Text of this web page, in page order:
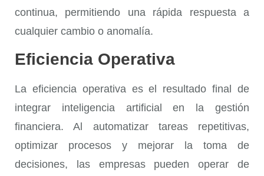
continua, permitiendo una rápida respuesta a
cualquier cambio o anomalía.
Eficiencia Operativa
La eficiencia operativa es el resultado final de
integrar inteligencia artificial en la gestión
financiera. Al automatizar tareas repetitivas,
optimizar procesos y mejorar la toma de
decisiones, las empresas pueden operar de